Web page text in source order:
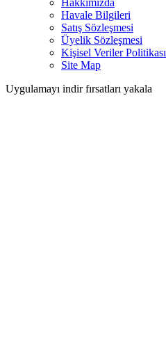
Havale Bilgileri
Satış Sözleşmesi
Üyelik Sözleşmesi
Kişisel Veriler Politikası
Site Map
Uygulamayı indir fırsatları yakala